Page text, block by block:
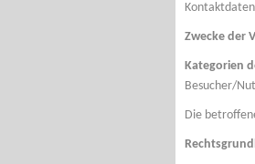
Zwecke der
Kategorien
Besucher/
Die